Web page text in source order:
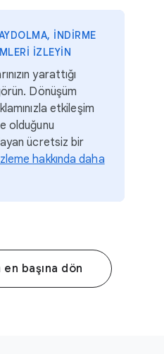
INDIRME
IZLEYIN
yarattığı
Dönüşüm
etkileşim
olduğunu
ücretsiz bir
hakkında daha
en başına dön